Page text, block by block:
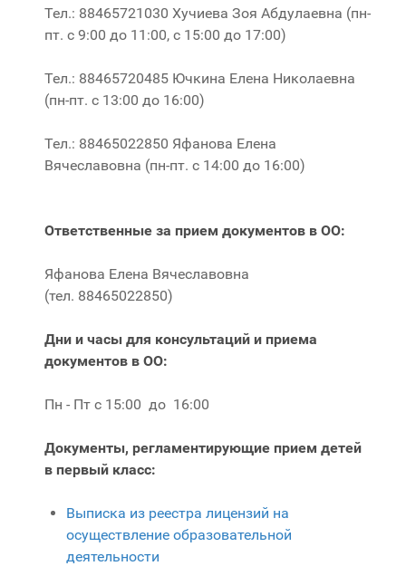
Тел.: 88465721030 Хучиева Зоя Абдулаевна (пн-
пт. с 9:00 до 11:00, с 15:00 до 17:00)
Тел.: 88465720485 Ючкина Елена Николаевна
(пн-пт. с 13:00 до 16:00)
Тел.: 88465022850 Яфанова Елена
Вячеславовна (пн-пт. с 14:00 до 16:00)
Ответственные за прием документов в ОО:
Яфанова Елена Вячеславовна
(тел. 88465022850)
Дни и часы для консультаций и приема
документов в ОО:
Пн - Пт с 15:00 до 16:00
Документы, регламентирующие прием детей
в первый класс:
Выписка из реестра лицензий на
осуществление образовательной
деятельности